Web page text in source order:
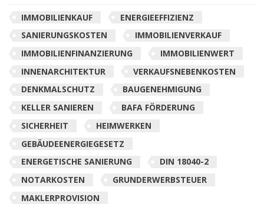
IMMOBILIENKAUF
ENERGIEEFFIZIENZ
SANIERUNGSKOSTEN
IMMOBILIENVERKAUF
IMMOBILIENFINANZIERUNG
IMMOBILIENWERT
INNENARCHITEKTUR
VERKAUFSNEBENKOSTEN
DENKMALSCHUTZ
BAUGENEHMIGUNG
KELLER SANIEREN
BAFA FÖRDERUNG
SICHERHEIT
HEIMWERKEN
GEBÄUDEENERGIEGESETZ
ENERGETISCHE SANIERUNG
DIN 18040-2
NOTARKOSTEN
GRUNDERWERBSTEUER
MAKLERPROVISION